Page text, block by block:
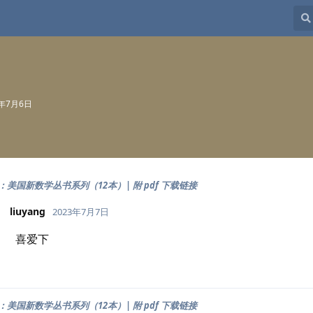
7月6日
美国新数学丛书系列（12本）| 附 pdf 下载链接
liuyang 2023年7月7日
喜爱下
美国新数学丛书系列（12本）| 附 pdf 下载链接